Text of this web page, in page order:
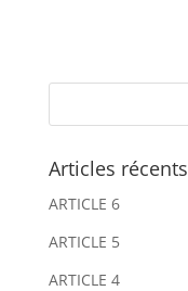
e
r
a
t
i
v
e
r
a
t
i
v
Articles récents
ARTICLE 6
ARTICLE 5
ARTICLE 4